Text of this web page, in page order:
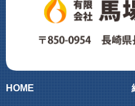
HOME